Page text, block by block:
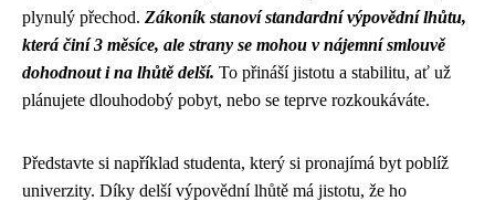
plynulý přechod. Zákoník stanoví standardní výpovědní lhůtu,
která činí 3 měsíce, ale strany se mohou v nájemní smlouvě
dohodnout i na lhůtě delší. To přináší jistotu a stabilitu, ať už
plánujete dlouhodobý pobyt, nebo se teprve rozkoukáváte.
Představte si například studenta, který si pronajímá byt poblíž
univerzity. Díky delší výpovědní lhůtě má jistotu, že ho